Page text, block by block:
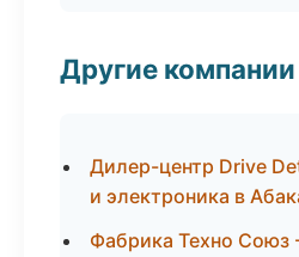
Другие компании
Дилер-центр Drive
и электроника в
Фабрика Техно Союз